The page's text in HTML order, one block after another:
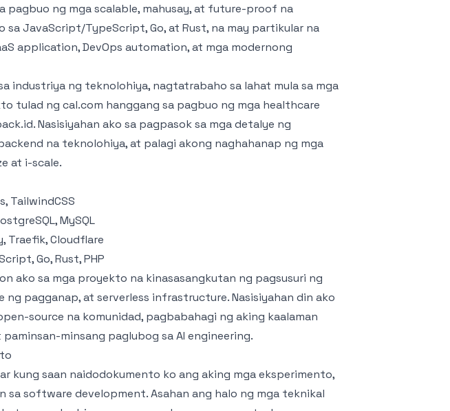
pagbuo ng mga scalable, mahusay, at future-proof na
sa JavaScript/TypeScript, Go, at Rust, na may partikular na
application, DevOps automation, at mga modernong
industriya ng teknolohiya, nagtatrabaho sa lahat mula sa mga
tulad ng cal.com hanggang sa pagbuo ng mga healthcare
Nasisiyahan ako sa pagpasok sa mga detalye ng
na teknolohiya, at palagi akong naghahanap ng mga
at i-scale.
TailwindCSS
MySQL
Traefik, Cloudflare
Go, Rust, PHP
ako sa mga proyekto na kinasasangkutan ng pagsusuri ng
ng pagganap, at serverless infrastructure. Nasisiyahan din ako
source na komunidad, pagbabahagi ng aking kaalaman
minsang paglubog sa AI engineering.
kung saan naidodokumento ko ang aking mga eksperimento,
sa software development. Asahan ang halo ng mga teknikal